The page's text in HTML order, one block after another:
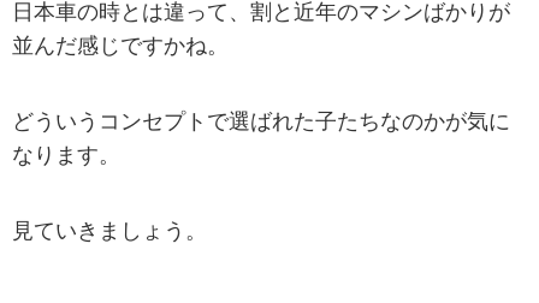
日本車の時とは違って、割と近年のマシンばかりが
並んだ感じですかね。
どういうコンセプトで選ばれた子たちなのかが気に
なります。
見ていきましょう。